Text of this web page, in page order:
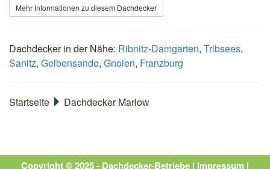
Mehr Informationen zu diesem Dachdecker
Dachdecker in der Nähe: Ribnitz-Damgarten, Tribsees,
Sanitz, Gelbensande, Gnoien, Franzburg
Startseite Dachdecker Marlow
Copyright © 2025 - Dachdecker-Betriebe | Impressum |